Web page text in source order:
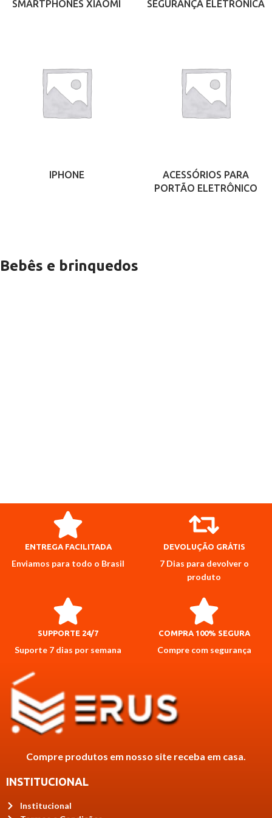
SMARTPHONES XIAOMI SEGURANÇA ELETRÔNICA
IPHONE
ACESSÓRIOS PARA
PORTÃO ELETRÔNICO
Bebês e brinquedos
ENTREGA FACILITADA
Enviamos para todo o Brasil
DEVOLUÇÃO GRÁTIS
7 Dias para devolver o
produto
SUPPORTE 24/7
Suporte 7 dias por semana
COMPRA 100% SEGURA
Compre com segurança
Compre produtos em nosso site receba em casa.
INSTITUCIONAL
Institucional